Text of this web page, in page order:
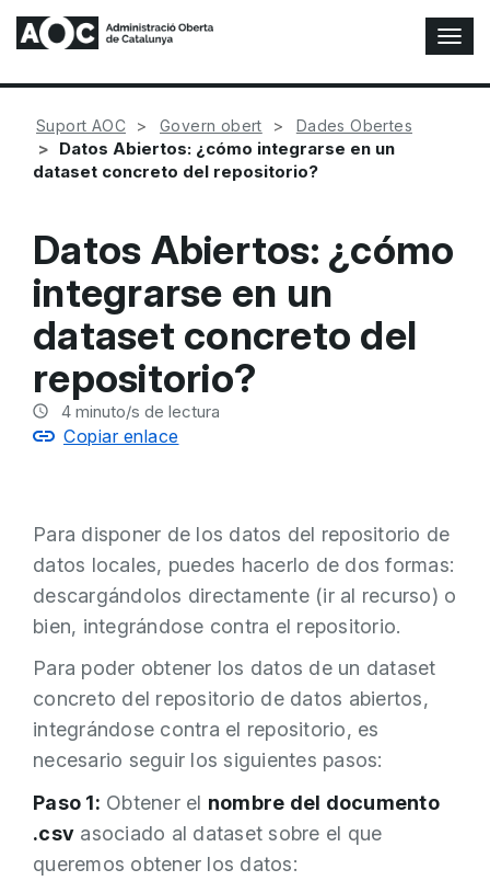
A
l
t
a
v
Suport AOC Govern obert Dades Obertes
Datos Abiertos: ¿cómo integrarse en un
dataset concreto del repositorio?
Datos Abiertos: ¿cómo
integrarse en un
dataset concreto del
repositorio?
4 minuto/s de lectura
Copiar enlace
Para disponer de los datos del repositorio de
datos locales, puedes hacerlo de dos formas:
descargándolos directamente (ir al recurso) o
bien, integrándose contra el repositorio.
Para poder obtener los datos de un dataset
concreto del repositorio de datos abiertos,
integrándose contra el repositorio, es
necesario seguir los siguientes pasos:
Paso 1: Obtener el nombre del documento
.csv asociado al dataset sobre el que
queremos obtener los datos: